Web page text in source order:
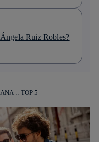
Ruiz Robles?
:: TOP 5